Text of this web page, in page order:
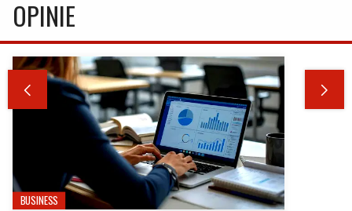
OPINIE
 
BUSINESS